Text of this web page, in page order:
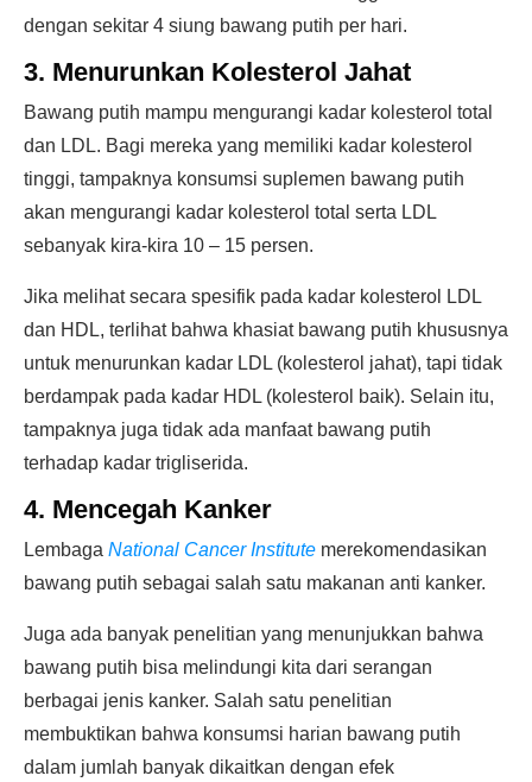
dengan sekitar 4 siung bawang putih per hari.
3. Menurunkan Kolesterol Jahat
Bawang putih mampu mengurangi kadar kolesterol total
dan LDL. Bagi mereka yang memiliki kadar kolesterol
tinggi, tampaknya konsumsi suplemen bawang putih
akan mengurangi kadar kolesterol total serta LDL
sebanyak kira-kira 10 – 15 persen.
Jika melihat secara spesifik pada kadar kolesterol LDL
dan HDL, terlihat bahwa khasiat bawang putih khususnya
untuk menurunkan kadar LDL (kolesterol jahat), tapi tidak
berdampak pada kadar HDL (kolesterol baik). Selain itu,
tampaknya juga tidak ada manfaat bawang putih
terhadap kadar trigliserida.
4. Mencegah Kanker
Lembaga National Cancer Institute merekomendasikan
bawang putih sebagai salah satu makanan anti kanker.
Juga ada banyak penelitian yang menunjukkan bahwa
bawang putih bisa melindungi kita dari serangan
berbagai jenis kanker. Salah satu penelitian
membuktikan bahwa konsumsi harian bawang putih
dalam jumlah banyak dikaitkan dengan efek